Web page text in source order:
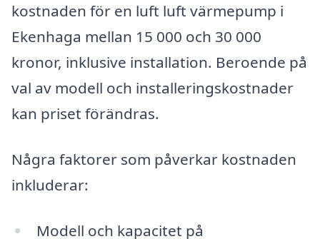
kostnaden för en luft luft värmepump i
Ekenhaga mellan 15 000 och 30 000
kronor, inklusive installation. Beroende på
val av modell och installeringskostnader
kan priset förändras.
Några faktorer som påverkar kostnaden
inkluderar:
Modell och kapacitet på